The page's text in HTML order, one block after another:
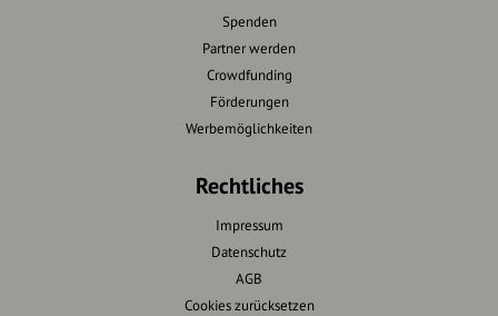
Spenden
Partner werden
Crowdfunding
Förderungen
Werbemöglichkeiten
Rechtliches
Impressum
Datenschutz
AGB
Cookies zurücksetzen